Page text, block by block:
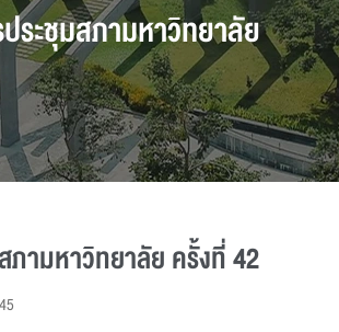
ระชุมสภามหาวิทยาลัย
ภามหาวิทยาลัย ครั้งที่ 42